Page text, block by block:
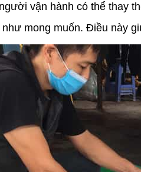
vận hành có thể thay
mong muốn. Điều này